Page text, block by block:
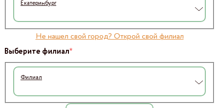
Екатеринбург
Не нашел свой город? Открой свой филиал
Выберите филиал*
Филиал